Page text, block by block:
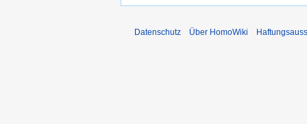
Datenschutz Über HomoWiki